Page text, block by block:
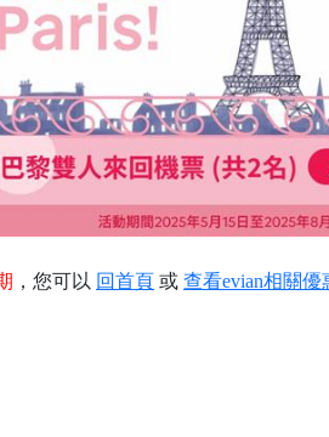
，您可以 回首頁 或 查看evian相關優